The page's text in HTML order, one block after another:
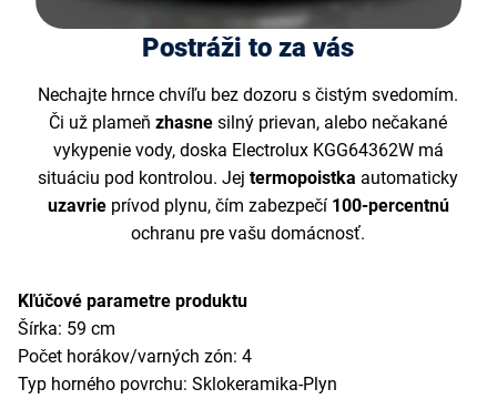
Postráži to za vás
Nechajte hrnce chvíľu bez dozoru s čistým svedomím.
Či už plameňzhasne silný prievan, alebo nečakané
vykypenie vody, doska Electrolux KGG64362W má
situáciu pod kontrolou. Jejtermopoistka automaticky
uzavrieprívod plynu, čím zabezpečí 100-percentnú
ochranu pre vašu domácnosť.
Kľúčové parametre produktu
Šírka: 59 cm
Počet horákov/varných zón: 4
Typ horného povrchu: Sklokeramika-Plyn